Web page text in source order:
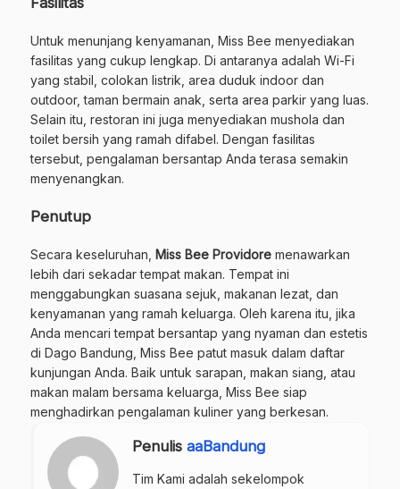
Untuk menunjang kenyamanan, Miss Bee menyediakan
fasilitas yang cukup lengkap. Di antaranya adalah Wi-Fi
yang stabil, colokan listrik, area duduk indoor dan
outdoor, taman bermain anak, serta area parkir yang luas.
Selain itu, restoran ini juga menyediakan mushola dan
toilet bersih yang ramah difabel. Dengan fasilitas
tersebut, pengalaman bersantap Anda terasa semakin
menyenangkan.
Penutup
Secara keseluruhan, Miss Bee Providore menawarkan
lebih dari sekadar tempat makan. Tempat ini
menggabungkan suasana sejuk, makanan lezat, dan
kenyamanan yang ramah keluarga. Oleh karena itu, jika
Anda mencari tempat bersantap yang nyaman dan estetis
di Dago Bandung, Miss Bee patut masuk dalam daftar
kunjungan Anda. Baik untuk sarapan, makan siang, atau
makan malam bersama keluarga, Miss Bee siap
menghadirkan pengalaman kuliner yang berkesan.
Penulis aaBandung
Tim Kami adalah sekelompok